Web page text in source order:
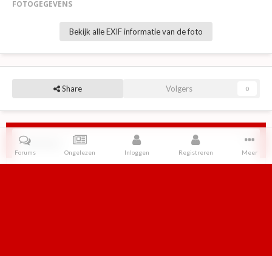
FOTOGEGEVENS
Bekijk alle EXIF informatie van de foto
Share Volgers 0
Reviews
Forums Ongelezen Inloggen Registreren Meer